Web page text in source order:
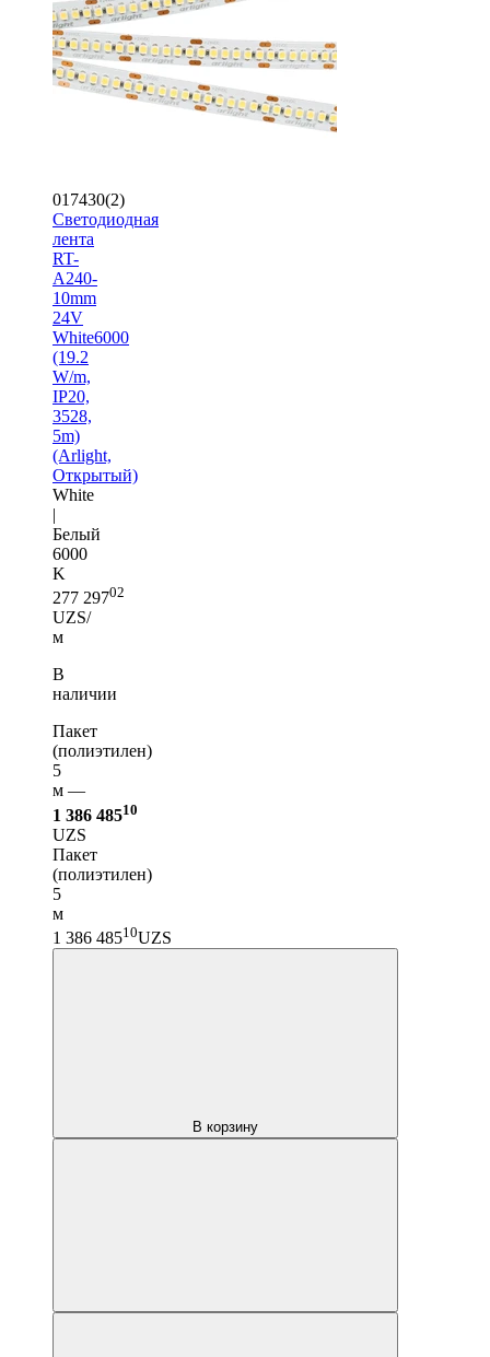
017430(2)
Светодиодная
лента
RT-
A240-
10mm
24V
White6000
(19.2
W/m,
IP20,
3528,
5m)
(Arlight,
Открытый)
White
|
Белый
6000
K
277 29702
UZS/
м
В
наличии
Пакет
(полиэтилен)
5
м —
1 386 48510
UZS
Пакет
(полиэтилен)
5
м
1 386 48510UZS
В корзину